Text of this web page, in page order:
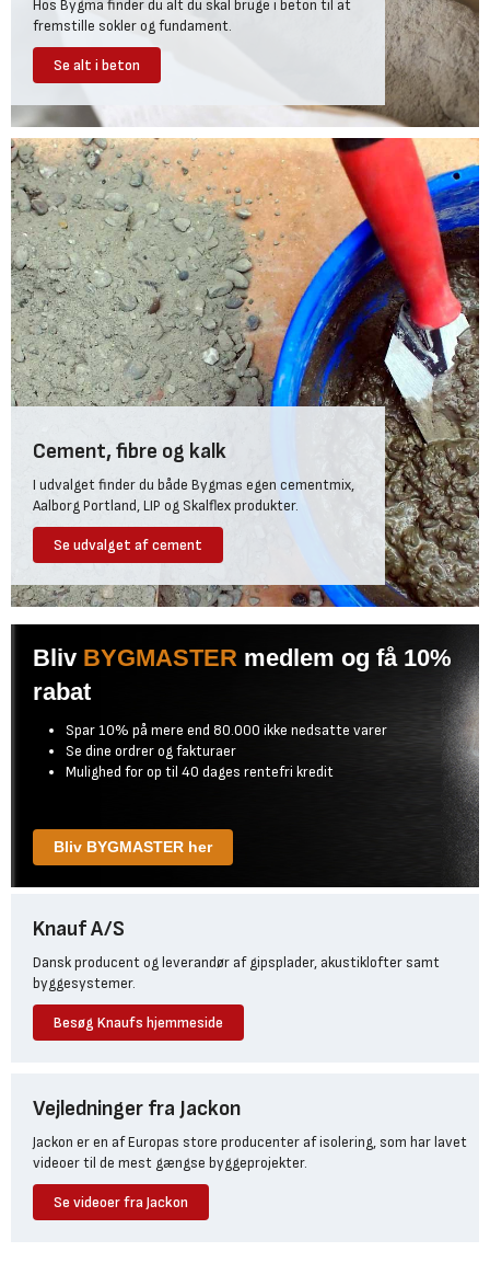
Hos Bygma finder du alt du skal bruge i beton til at
fremstille sokler og fundament.
Se alt i beton
Cement, fibre og kalk
I udvalget finder du både Bygmas egen cementmix,
Aalborg Portland, LIP og Skalflex produkter.
Se udvalget af cement
Bliv BYGMASTER medlem og få 10%
rabat
Spar 10% på mere end 80.000 ikke nedsatte varer
Se dine ordrer og fakturaer
Mulighed for op til 40 dages rentefri kredit
Bliv BYGMASTER her
Knauf A/S
Dansk producent og leverandør af gipsplader, akustiklofter samt
byggesystemer.
Besøg Knaufs hjemmeside
Vejledninger fra Jackon
Jackon er en af Europas store producenter af isolering, som har lavet
videoer til de mest gængse byggeprojekter.
Se videoer fra Jackon